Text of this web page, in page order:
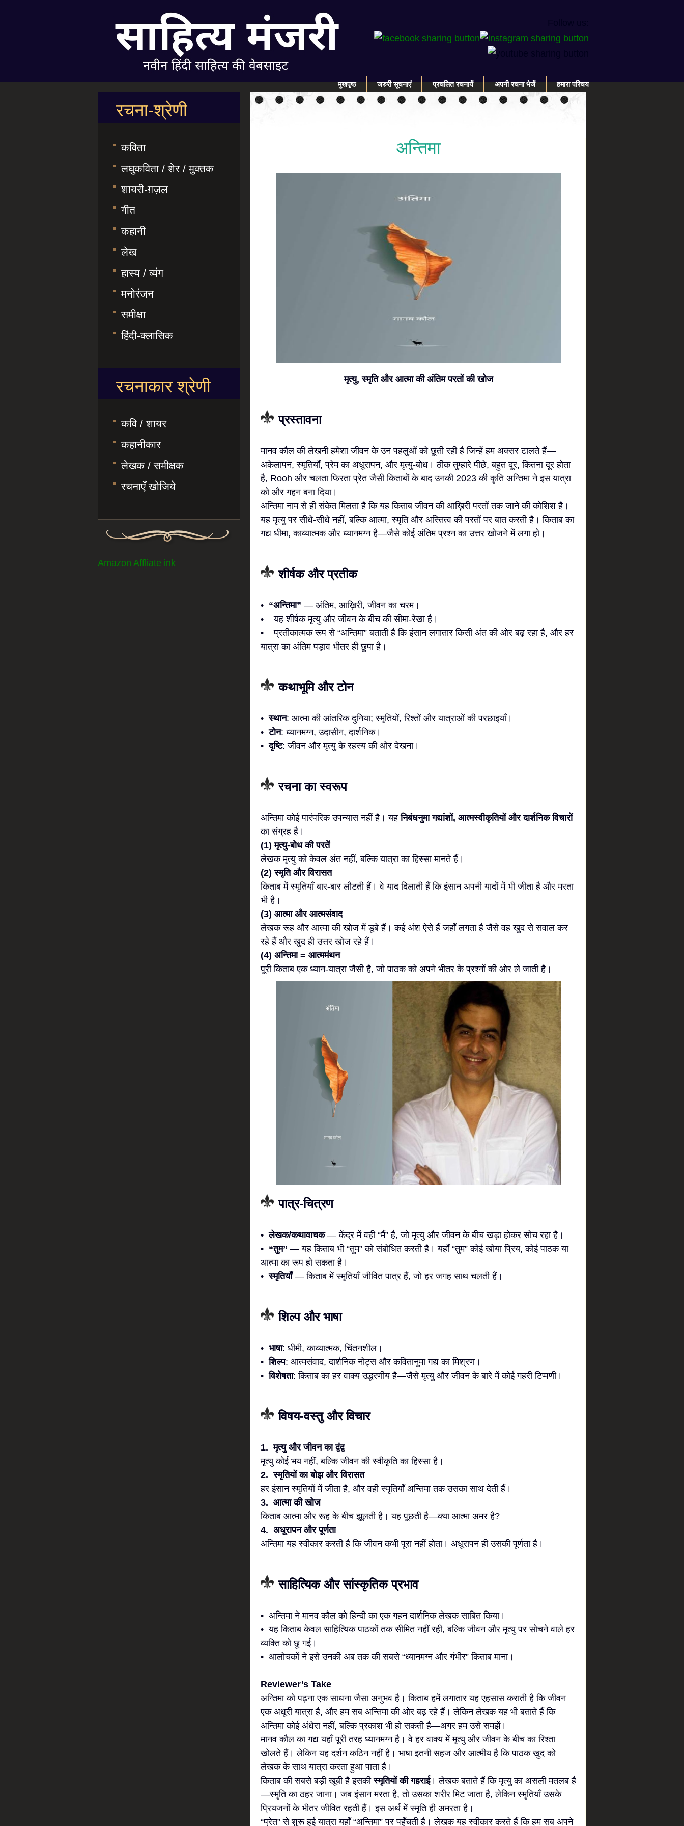
मुखपृष्ठ जरुरी सूचनाएं प्रचलित रचनायें अपनी रचना भेजें हमारा परिचय
अन्तिमा
मृत्यु, स्मृति और आत्मा की अंतिम परतों की खोज
प्रस्तावना
मानव कौल की लेखनी हमेशा जीवन के उन पहलुओं को छूती रही है जिन्हें हम अक्सर टालते हैं—
अकेलापन, स्मृतियाँ, प्रेम का अधूरापन, और मृत्यु-बोध। ठीक तुम्हारे पीछे, बहुत दूर, कितना दूर होता
है, Rooh और चलता फिरता प्रेत जैसी किताबों के बाद उनकी 2023 की कृति अन्तिमा ने इस यात्रा
को और गहन बना दिया।
अन्तिमा नाम से ही संकेत मिलता है कि यह किताब जीवन की आख़िरी परतों तक जाने की कोशिश है।
यह मृत्यु पर सीधे-सीधे नहीं, बल्कि आत्मा, स्मृति और अस्तित्व की परतों पर बात करती है। किताब का
गद्य धीमा, काव्यात्मक और ध्यानमग्न है—जैसे कोई अंतिम प्रश्न का उत्तर खोजने में लगा हो।
शीर्षक और प्रतीक
• “अन्तिमा” — अंतिम, आख़िरी, जीवन का चरम।
• यह शीर्षक मृत्यु और जीवन के बीच की सीमा-रेखा है।
• प्रतीकात्मक रूप से “अन्तिमा” बताती है कि इंसान लगातार किसी अंत की ओर बढ़ रहा है, और हर
यात्रा का अंतिम पड़ाव भीतर ही छुपा है।
कथाभूमि और टोन
•स्थान: आत्मा की आंतरिक दुनिया; स्मृतियों, रिश्तों और यात्राओं की परछाइयाँ।
•टोन: ध्यानमग्न, उदासीन, दार्शनिक।
•दृष्टि: जीवन और मृत्यु के रहस्य की ओर देखना।
रचना का स्वरूप
अन्तिमा कोई पारंपरिक उपन्यास नहीं है। यहनिबंधनुमा गद्यांशों, आत्मस्वीकृतियों और दार्शनिक विचारों
का संग्रह है।
(1) मृत्यु-बोध की परतें
लेखक मृत्यु को केवल अंत नहीं, बल्कि यात्रा का हिस्सा मानते हैं।
(2) स्मृति और विरासत
किताब में स्मृतियाँ बार-बार लौटती हैं। वे याद दिलाती हैं कि इंसान अपनी यादों में भी जीता है और मरता
भी है।
(3) आत्मा और आत्मसंवाद
लेखक रूह और आत्मा की खोज में डूबे हैं। कई अंश ऐसे हैं जहाँ लगता है जैसे वह खुद से सवाल कर
रहे हैं और खुद ही उत्तर खोज रहे हैं।
(4) अन्तिमा = आत्ममंथन
पूरी किताब एक ध्यान-यात्रा जैसी है, जो पाठक को अपने भीतर के प्रश्नों की ओर ले जाती है।
पात्र-चित्रण
•लेखक/कथावाचक— केंद्र में वही “मैं” है, जो मृत्यु और जीवन के बीच खड़ा होकर सोच रहा है।
• “तुम” — यह किताब भी “तुम” को संबोधित करती है। यहाँ “तुम” कोई खोया प्रिय, कोई पाठक या
आत्मा का रूप हो सकता है।
•स्मृतियाँ— किताब में स्मृतियाँ जीवित पात्र हैं, जो हर जगह साथ चलती हैं।
शिल्प और भाषा
• भाषा: धीमी, काव्यात्मक, चिंतनशील।
•शिल्प: आत्मसंवाद, दार्शनिक नोट्स और कवितानुमा गद्य का मिश्रण।
•विशेषता: किताब का हर वाक्य उद्धरणीय है—जैसे मृत्यु और जीवन के बारे में कोई गहरी टिप्पणी।
विषय-वस्तु और विचार
1. मृत्यु और जीवन का द्वंद्व
मृत्यु कोई भय नहीं, बल्कि जीवन की स्वीकृति का हिस्सा है।
2. स्मृतियों का बोझ और विरासत
हर इंसान स्मृतियों में जीता है, और वही स्मृतियाँ अन्तिमा तक उसका साथ देती हैं।
3. आत्मा की खोज
किताब आत्मा और रूह के बीच झूलती है। यह पूछती है—क्या आत्मा अमर है?
4. अधूरापन और पूर्णता
अन्तिमा यह स्वीकार करती है कि जीवन कभी पूरा नहीं होता। अधूरापन ही उसकी पूर्णता है।
साहित्यिक और सांस्कृतिक प्रभाव
• अन्तिमा ने मानव कौल को हिन्दी का एक गहन दार्शनिक लेखक साबित किया।
• यह किताब केवल साहित्यिक पाठकों तक सीमित नहीं रही, बल्कि जीवन और मृत्यु पर सोचने वाले हर
व्यक्ति को छू गई।
• आलोचकों ने इसे उनकी अब तक की सबसे “ध्यानमग्न और गंभीर” किताब माना।
Reviewer’s Take
अन्तिमा को पढ़ना एक साधना जैसा अनुभव है। किताब हमें लगातार यह एहसास कराती है कि जीवन
एक अधूरी यात्रा है, और हम सब अन्तिमा की ओर बढ़ रहे हैं। लेकिन लेखक यह भी बताते हैं कि
अन्तिमा कोई अंधेरा नहीं, बल्कि प्रकाश भी हो सकती है—अगर हम उसे समझें।
मानव कौल का गद्य यहाँ पूरी तरह ध्यानमग्न है। वे हर वाक्य में मृत्यु और जीवन के बीच का रिश्ता
खोलते हैं। लेकिन यह दर्शन कठिन नहीं है। भाषा इतनी सहज और आत्मीय है कि पाठक खुद को
लेखक के साथ यात्रा करता हुआ पाता है।
किताब की सबसे बड़ी खूबी है इसकीस्मृतियों की गहराई। लेखक बताते हैं कि मृत्यु का असली मतलब है
—स्मृति का ठहर जाना। जब इंसान मरता है, तो उसका शरीर मिट जाता है, लेकिन स्मृतियाँ उसके
प्रियजनों के भीतर जीवित रहती हैं। इस अर्थ में स्मृति ही अमरता है।
“प्रेत” से शुरू हुई यात्रा यहाँ “अन्तिमा” पर पहुँचती है। लेखक यह स्वीकार करते हैं कि हम सब अपने
रचना-श्रेणी
कविता
लघुकविता / शेर / मुक्तक
शायरी-ग़ज़ल
गीत
कहानी
लेख
हास्य / व्यंग
मनोरंजन
समीक्षा
हिंदी-क्लासिक
रचनाकार श्रेणी
कवि / शायर
कहानीकार
लेखक / समीक्षक
रचनाएँ खोजिये
Amazon Affliate ink